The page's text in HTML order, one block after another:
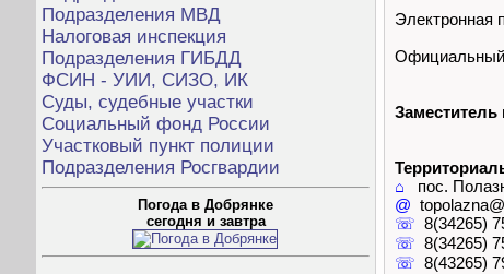
Подразделения МВД
Налоговая инспекция
Подразделения ГИБДД
ФСИН - УИИ, СИЗО, ИК
Суды, судебные участки
Социальный фонд России
Участковый пункт полиции
Подразделения Росгвардии
Погода в Добрянке
сегодня и завтра
Электронная
Официальный
⌂ пос.
@
☏ 8(34265)
☏ 8(34265)
☏ 8(43265)